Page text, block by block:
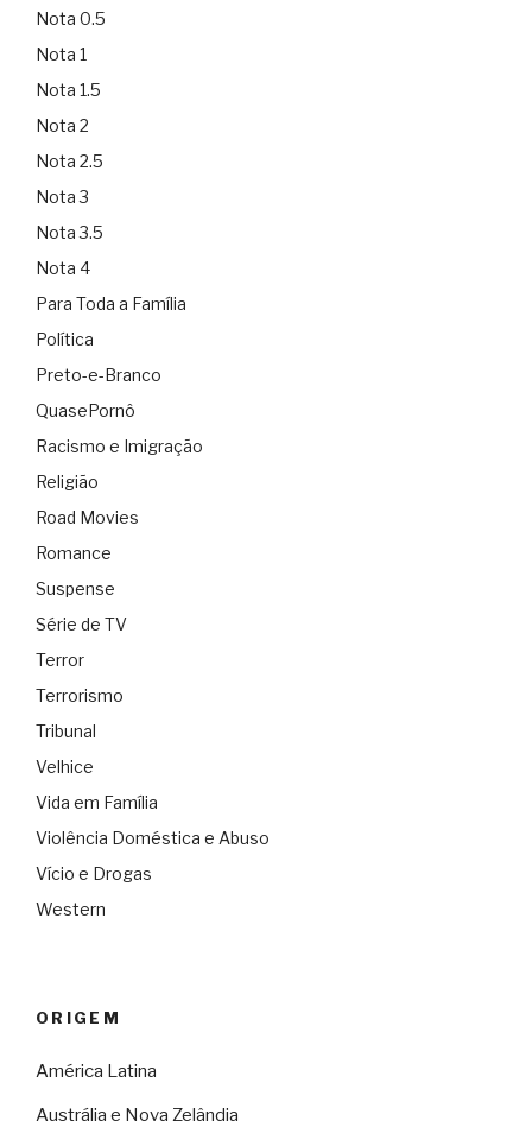
Nota 0.5
Nota 1
Nota 1.5
Nota 2
Nota 2.5
Nota 3
Nota 3.5
Nota 4
Para Toda a Família
Política
Preto-e-Branco
QuasePornô
Racismo e Imigração
Religião
Road Movies
Romance
Suspense
Série de TV
Terror
Terrorismo
Tribunal
Velhice
Vida em Família
Violência Doméstica e Abuso
Vício e Drogas
Western
ORIGEM
América Latina
Austrália e Nova Zelândia